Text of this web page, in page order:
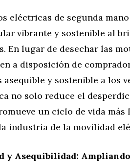
eléctricas de segunda
vibrante y sostenible al
En lugar de desechar las
a disposición de
asequible y sostenible a los
no solo reduce el
un ciclo de vida
industria de la movilidad
y Asequibilidad: